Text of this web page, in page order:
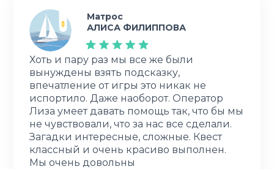
Матрос
АЛИСА ФИЛИППОВА
Хоть и пару раз мы все же были
вынуждены взять подсказку,
впечатление от игры это никак не
испортило. Даже наоборот. Оператор
Лиза умеет давать помощь так, что бы мы
не чувствовали, что за нас все сделали.
Загадки интересные, сложные. Квест
классный и очень красиво выполнен.
Мы очень довольны